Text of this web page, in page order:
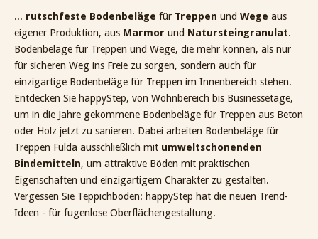
... rutschfeste Bodenbeläge für Treppen und Wege aus
eigener Produktion, aus Marmor und Natursteingranulat.
Bodenbeläge für Treppen und Wege, die mehr können, als nur
für sicheren Weg ins Freie zu sorgen, sondern auch für
einzigartige Bodenbeläge für Treppen im Innenbereich stehen.
Entdecken Sie happyStep, von Wohnbereich bis Businessetage,
um in die Jahre gekommene Bodenbeläge für Treppen aus Beton
oder Holz jetzt zu sanieren. Dabei arbeiten Bodenbeläge für
Treppen Fulda ausschließlich mit umweltschonenden
Bindemitteln, um attraktive Böden mit praktischen
Eigenschaften und einzigartigem Charakter zu gestalten.
Vergessen Sie Teppichboden: happyStep hat die neuen Trend-
Ideen - für fugenlose Oberflächengestaltung.